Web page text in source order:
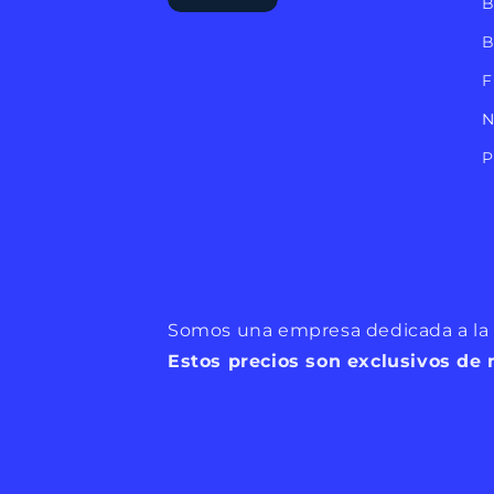
Somos una empresa dedicada a
Estos precios son exclusivos